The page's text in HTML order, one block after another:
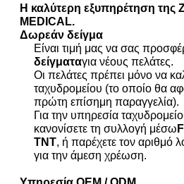
Η καλύτερη εξυπηρέτηση της
MEDICAL.
Δωρεάν δείγμα
Είναι τιμή μας να σας
δείγματαγια νέους πελάτες.
Οι πελάτες πρέπει μόνο να
ταχυδρομείου (το οποίο θα
πρώτη επίσημη παραγγελία).
Για την υπηρεσία
κανονίσετε τη συλλογή μέσω
TNT, ή παρέχετε τον αριθμό
για την άμεση χρέωση.